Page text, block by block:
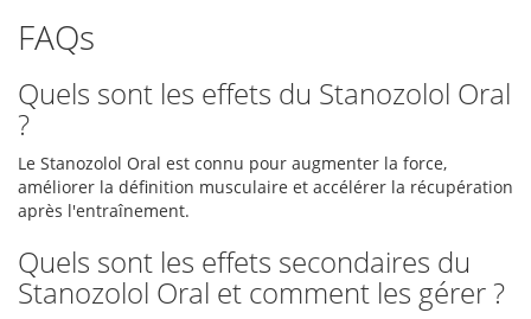
FAQs
Quels sont les effets du Stanozolol Oral
?
Le Stanozolol Oral est connu pour augmenter la force,
améliorer la définition musculaire et accélérer la récupération
après l'entraînement.
Quels sont les effets secondaires du
Stanozolol Oral et comment les gérer ?